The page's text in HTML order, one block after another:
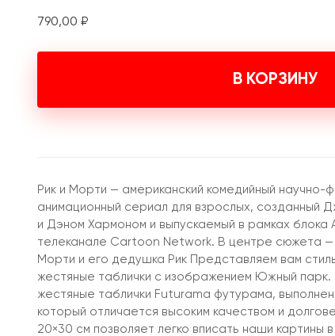
790,00 ₽
В КОРЗИНУ
Рик и Морти — американский комедийный научно-
анимационный сериал для взрослых, созданный
и Дэном Хармоном и выпускаемый в рамках блока
телеканале Cartoon Network. В центре сюжета —
Морти и его дедушка Рик Представляем вам
жестяные таблички с изображением Южный
жестяные таблички Futurama футурама,
который отличается высоким качеством и
20×30 см позволяет легко вписать наши картины